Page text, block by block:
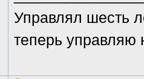
Управлял шесть
теперь управляю